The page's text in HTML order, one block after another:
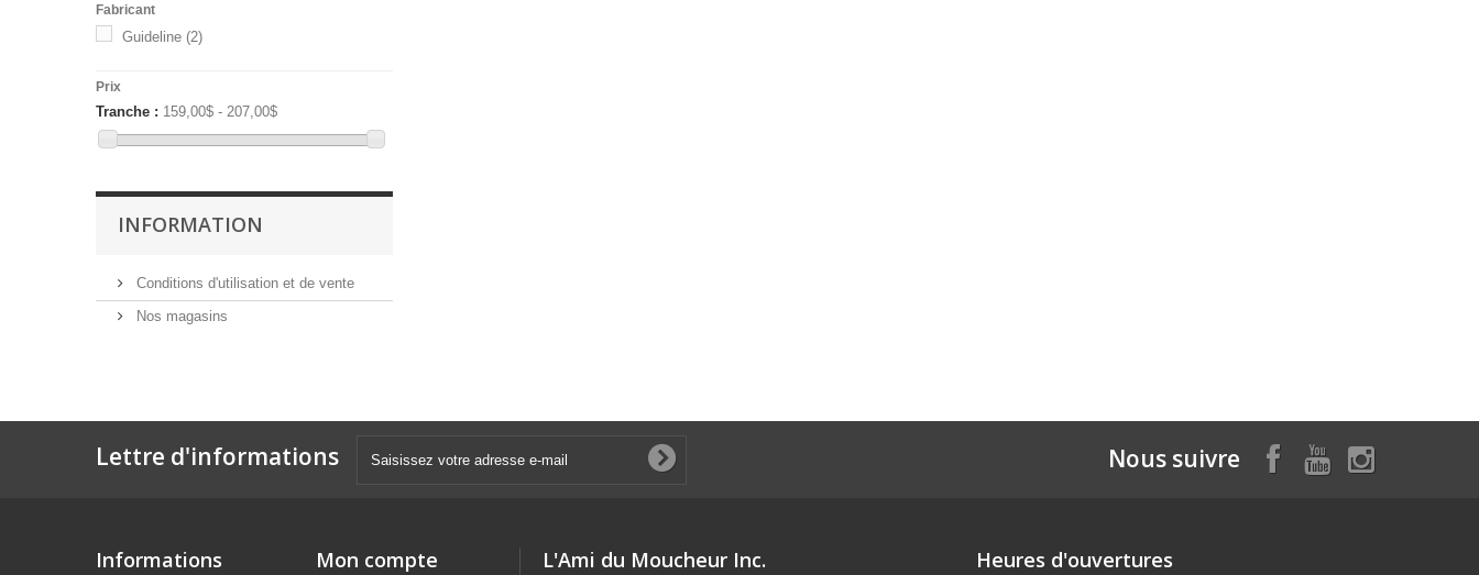
Fabricant
Guideline (2)
Prix
Tranche : 159,00$ - 207,00$
INFORMATION
Conditions d'utilisation et de vente
Nos magasins
Lettre d'informations Nous suivre
Informations Mon compte L'Ami du Moucheur Inc. Heures d'ouvertures